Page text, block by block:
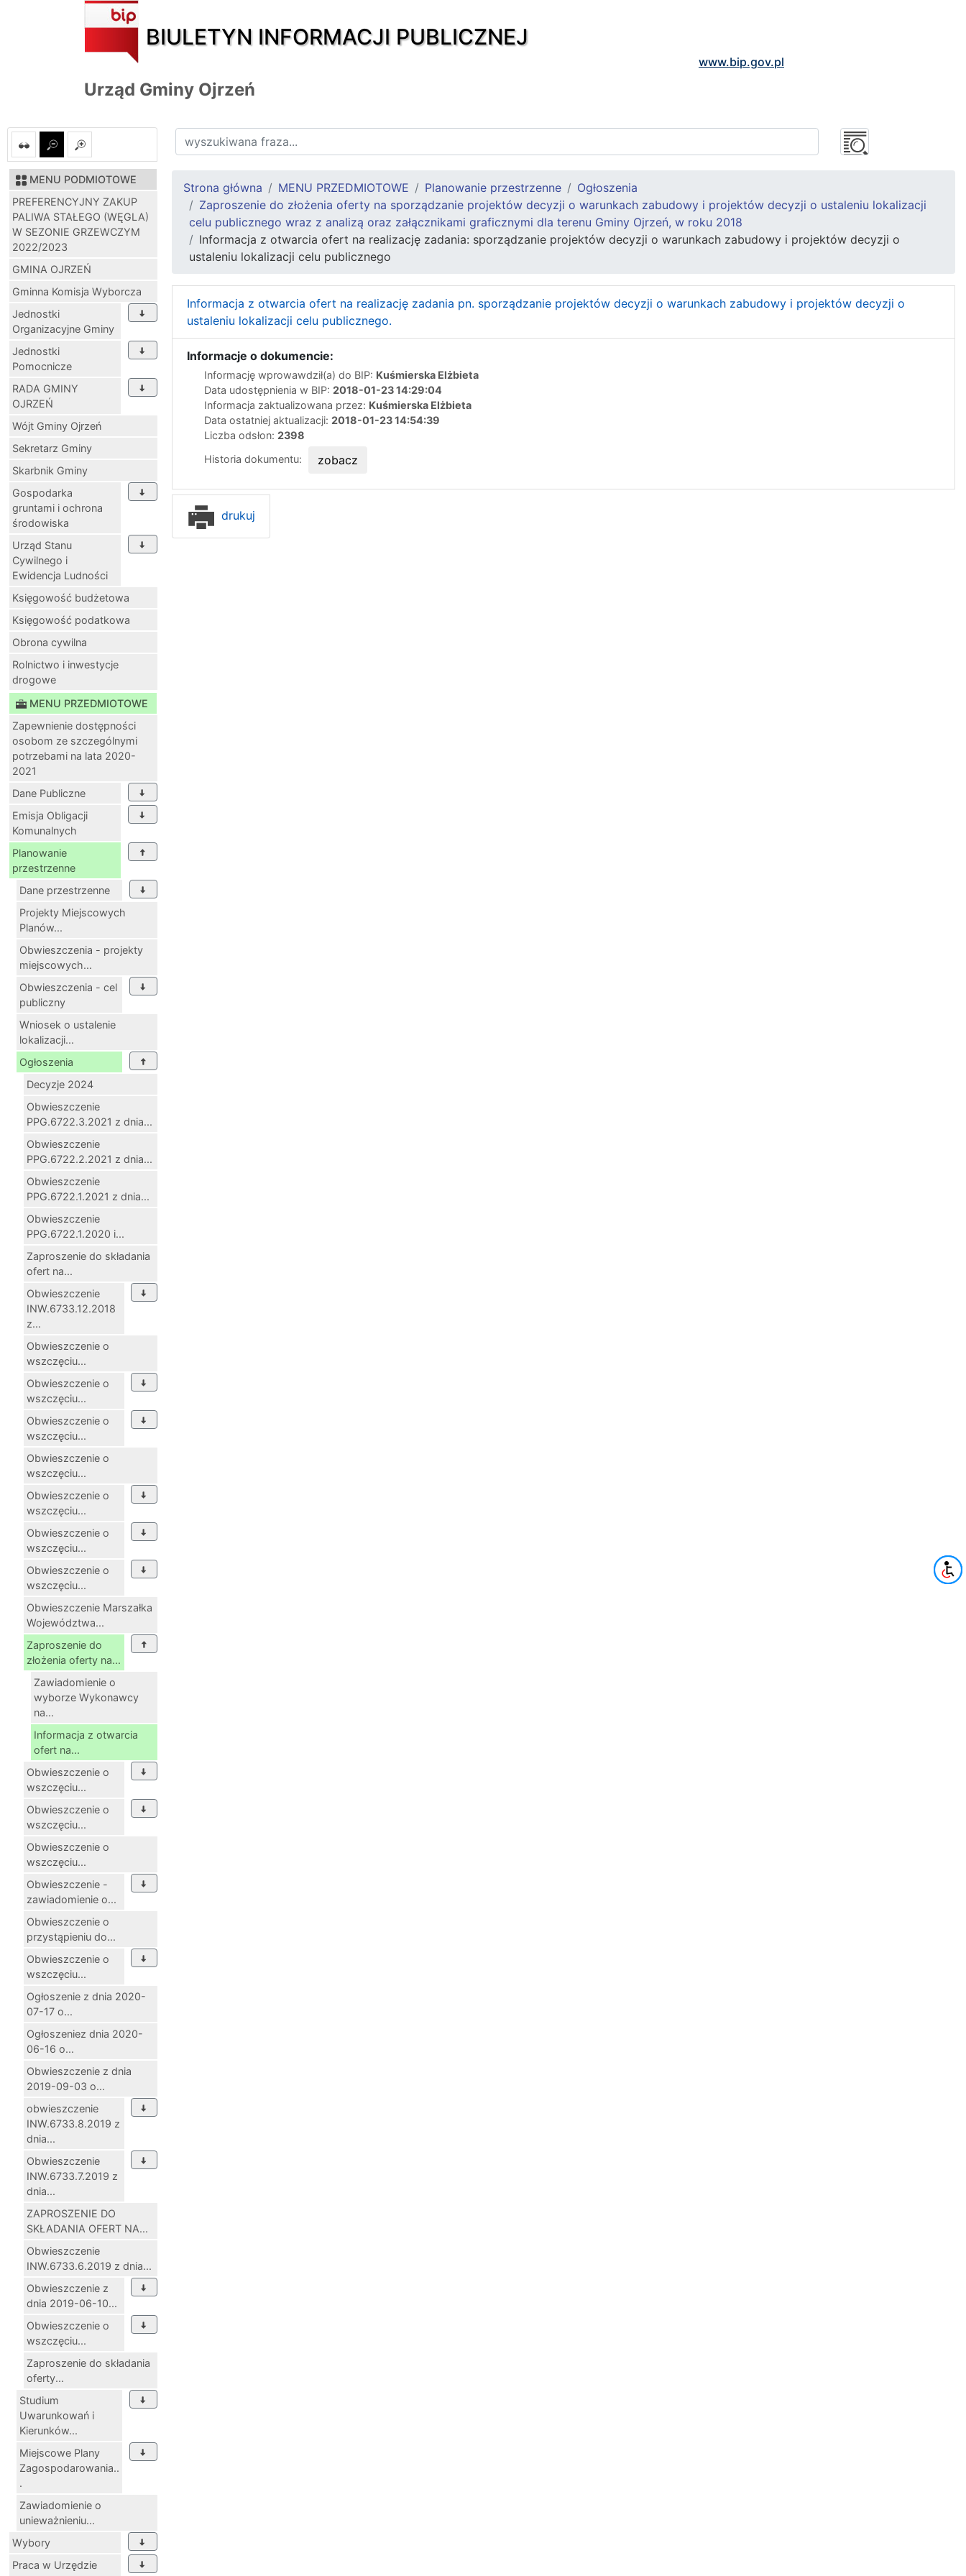
BIULETYN INFORMACJI PUBLICZNEJ
www.bip.gov.pl
Urząd Gminy Ojrzeń
MENU PODMIOTOWE
PREFERENCYJNY ZAKUP
PALIWA STAŁEGO (WĘGLA)
W SEZONIE GRZEWCZYM
2022/2023
GMINA OJRZEŃ
Gminna Komisja Wyborcza
Jednostki
Organizacyjne Gminy
Jednostki
Pomocnicze
RADA GMINY
OJRZEŃ
Wójt Gminy Ojrzeń
Sekretarz Gminy
Skarbnik Gminy
Gospodarka
gruntami i ochrona
środowiska
Urząd Stanu
Cywilnego i
Ewidencja Ludności
Księgowość budżetowa
Księgowość podatkowa
Obrona cywilna
Rolnictwo i inwestycje
drogowe
MENU PRZEDMIOTOWE
Zapewnienie dostępności
osobom ze szczególnymi
potrzebami na lata 2020-
2021
Dane Publiczne
Emisja Obligacji
Komunalnych
Planowanie
przestrzenne
Dane przestrzenne
Projekty Miejscowych
Planów...
Obwieszczenia - projekty
miejscowych...
Obwieszczenia - cel
publiczny
Wniosek o ustalenie
lokalizacji...
Ogłoszenia
Decyzje 2024
Obwieszczenie
PPG.6722.3.2021 z dnia...
Obwieszczenie
PPG.6722.2.2021 z dnia...
Obwieszczenie
PPG.6722.1.2021 z dnia...
Obwieszczenie
PPG.6722.1.2020 i...
Zaproszenie do składania
ofert na...
Obwieszczenie
INW.6733.12.2018
z...
Obwieszczenie o
wszczęciu...
Obwieszczenie o
wszczęciu...
Obwieszczenie o
wszczęciu...
Obwieszczenie o
wszczęciu...
Obwieszczenie o
wszczęciu...
Obwieszczenie o
wszczęciu...
Obwieszczenie o
wszczęciu...
Obwieszczenie Marszałka
Województwa...
Zaproszenie do
złożenia oferty na...
Zawiadomienie o
wyborze Wykonawcy
na...
Informacja z otwarcia
ofert na...
Obwieszczenie o
wszczęciu...
Obwieszczenie o
wszczęciu...
Obwieszczenie o
wszczęciu...
Obwieszczenie -
zawiadomienie o...
Obwieszczenie o
przystąpieniu do...
Obwieszczenie o
wszczęciu...
Ogłoszenie z dnia 2020-
07-17 o...
Ogłoszeniez dnia 2020-
06-16 o...
Obwieszczenie z dnia
2019-09-03 o...
obwieszczenie
INW.6733.8.2019 z
dnia...
Obwieszczenie
INW.6733.7.2019 z
dnia...
ZAPROSZENIE DO
SKŁADANIA OFERT NA...
Obwieszczenie
INW.6733.6.2019 z dnia...
Obwieszczenie z
dnia 2019-06-10...
Obwieszczenie o
wszczęciu...
Zaproszenie do składania
oferty...
Studium
Uwarunkowań i
Kierunków...
Miejscowe Plany
Zagospodarowania..
.
Zawiadomienie o
unieważnieniu...
Wybory
Praca w Urzędzie
Strona główna MENU PRZEDMIOTOWE Planowanie przestrzenne
Ogłoszenia
Zaproszenie do złożenia oferty na sporządzanie projektów decyzji o warunkach zabudowy i projektów decyzji o ustaleniu lokalizacji
celu publicznego wraz z analizą oraz załącznikami graficznymi dla terenu Gminy Ojrzeń, w roku 2018
Informacja z otwarcia ofert na realizację zadania: sporządzanie projektów decyzji o warunkach zabudowy i projektów decyzji o
ustaleniu lokalizacji celu publicznego
Informacja z otwarcia ofert na realizację zadania pn. sporządzanie projektów decyzji o warunkach zabudowy i projektów decyzji o
ustaleniu lokalizacji celu publicznego.
Informacje o dokumencie:
Informację wprowawdził(a) do BIP: Kuśmierska Elżbieta
Data udostępnienia w BIP: 2018-01-23 14:29:04
Informacja zaktualizowana przez: Kuśmierska Elżbieta
Data ostatniej aktualizacji: 2018-01-23 14:54:39
Liczba odsłon: 2398
Historia dokumentu:
zobacz
drukuj